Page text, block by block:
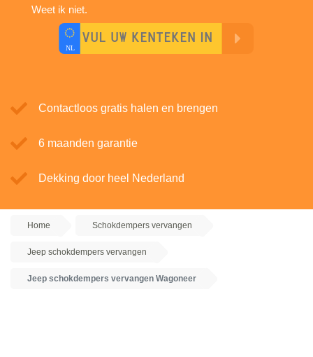
Weet ik niet.
Contactloos gratis halen en brengen
6 maanden garantie
Dekking door heel Nederland
Home Schokdempers vervangen
Jeep schokdempers vervangen
Jeep schokdempers vervangen Wagoneer